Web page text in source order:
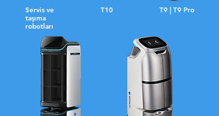
Servis ve
taşıma
robotları
T10 T9 | T9 Pro